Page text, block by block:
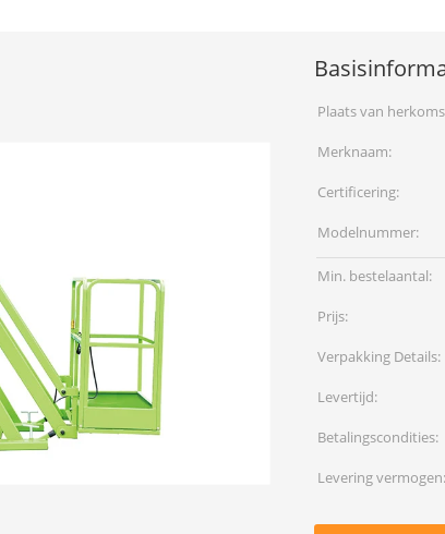
Plaats van
Merknaam:
Certificering:
Modelnummer:
Min. bestelaantal:
Prijs:
Verpakking Details:
Levertijd:
Betalingscondities:
Levering vermogen: